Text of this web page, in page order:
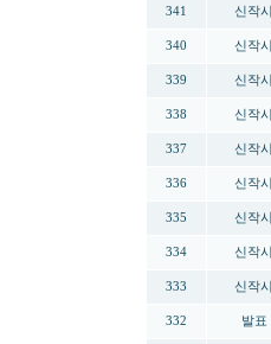
341 신작시
340 신작시
339 신작시
338 신작시
337 신작시
336 신작시
335 신작시
334 신작시
333 신작시
332 발표